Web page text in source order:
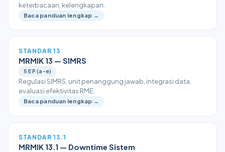
keterbacaan, kelengkapan.
Baca panduan lengkap →
STANDAR 13
MRMIK 13 — SIMRS
5 EP (a-e)
Regulasi SIMRS, unit penanggung jawab, integrasi data,
evaluasi efektivitas RME.
Baca panduan lengkap →
STANDAR 13.1
MRMIK 13.1 — Downtime Sistem